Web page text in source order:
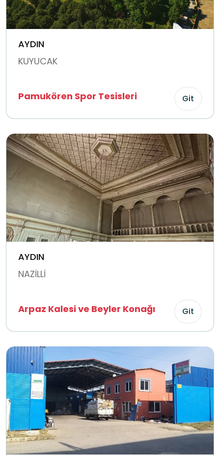
AYDIN
KUYUCAK
Pamukören Spor Tesisleri Git
AYDIN
NAZİLLİ
Arpaz Kalesi ve Beyler Konağı Git